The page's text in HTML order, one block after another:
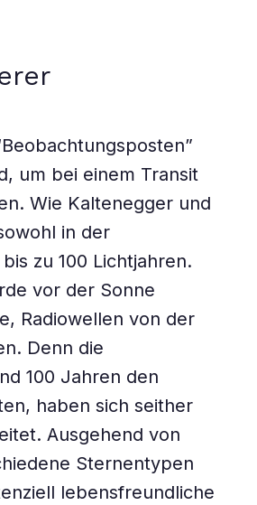
um bei einem Transit
Wie Kaltenegger und
in der
zu 100 Lichtjahren.
vor der Sonne
Radiowellen von der
Denn die
100 Jahren den
haben sich seither
Ausgehend von
Sternentypen
lebensfreundliche